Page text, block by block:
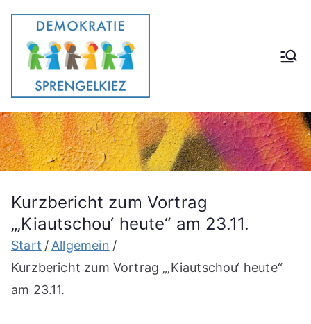
springen
Demokrati
eförderun
g im
Stadtteil
Gemeinsam im Stadtteil e.V.
Kurzbericht zum Vortrag
„‚Kiautschou‘ heute“ am 23.11.
Start
Allgemein
Kurzbericht zum Vortrag „‚Kiautschou‘ heute“
am 23.11.